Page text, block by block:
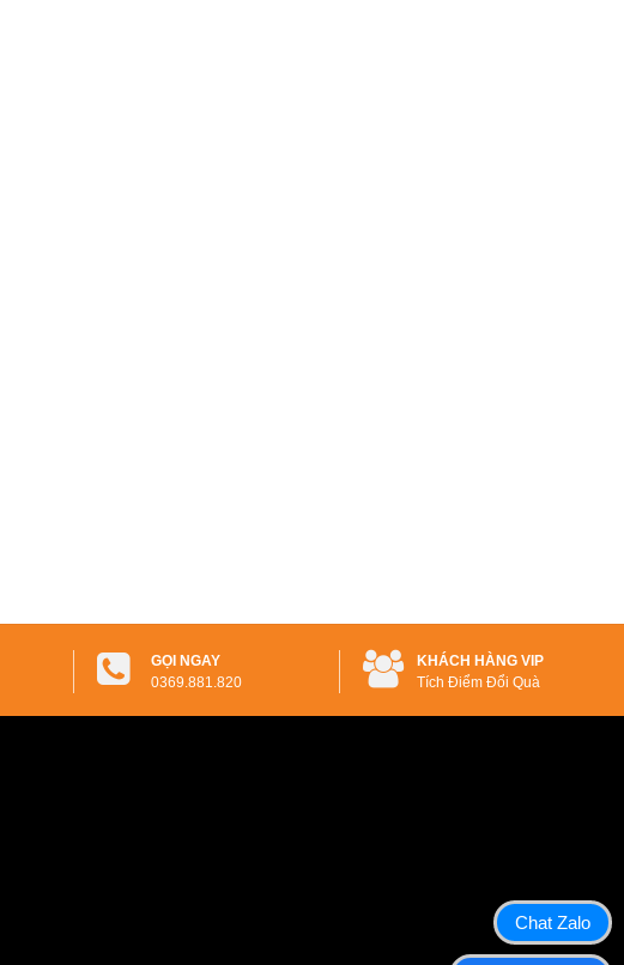
GỌI NGAY
0369.881.820
KHÁCH HÀNG VIP
Tích Điểm Đổi Quà
Chat Zalo